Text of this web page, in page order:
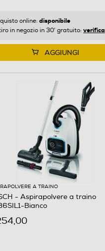
online: disponibile
in negozio in 30' gratuito: verifica
AGGIUNGI
A TRAINO
- Aspirapolvere a traino
Bianco